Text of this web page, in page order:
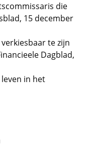
die
15 december
te zijn
Dagblad,
in het